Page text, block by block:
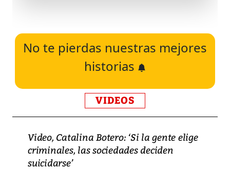
No te pierdas nuestras mejores
historias
VIDEOS
Video, Catalina Botero: ‘Si la gente elige
criminales, las sociedades deciden
suicidarse’